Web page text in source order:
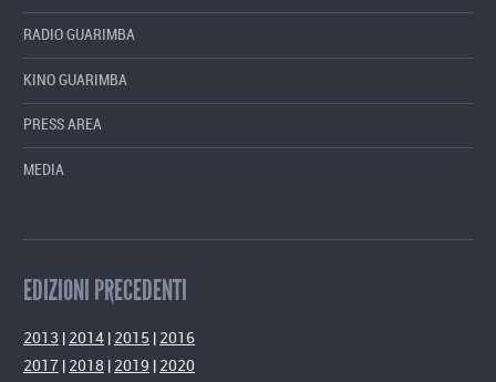
RADIO GUARIMBA
KINO GUARIMBA
PRESS AREA
MEDIA
EDIZIONI PRECEDENTI
2013 | 2014 | 2015 | 2016
2017 | 2018 | 2019 | 2020